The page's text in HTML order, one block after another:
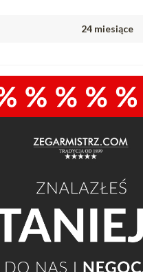
24 miesiące